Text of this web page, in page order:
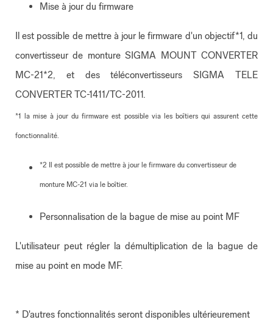
Mise à jour du firmware
Il est possible de mettre à jour le firmware d'un objectif*1, du
convertisseur de monture SIGMA MOUNT CONVERTER
MC-21*2, et des téléconvertisseurs SIGMA TELE
CONVERTER TC-1411/TC-2011.
*1 la mise à jour du firmware est possible via les boîtiers qui assurent cette
fonctionnalité.
*2 Il est possible de mettre à jour le firmware du convertisseur de
monture MC-21 via le boîtier.
Personnalisation de la bague de mise au point MF
L'utilisateur peut régler la démultiplication de la bague de
mise au point en mode MF.
* D'autres fonctionnalités seront disponibles ultérieurement